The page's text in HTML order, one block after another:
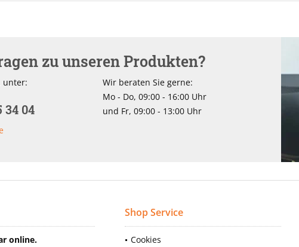
zu unseren Produkten?
unter:
34 04
Wir beraten Sie gerne:
Mo - Do, 09:00 - 16:00 Uhr
und Fr, 09:00 - 13:00 Uhr
online.
Shop Service
Cookies